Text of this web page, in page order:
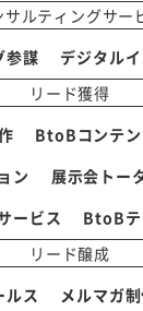
サルティングサー
参謀
デジタル
リード獲得
BtoBコンテ
ン
展示会トー
ービス
BtoBテ
リード醸成
ス
メルマガ